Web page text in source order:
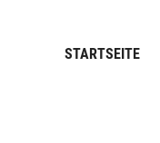
STARTSEITE